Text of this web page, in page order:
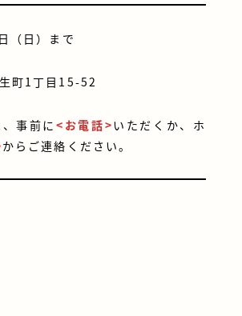
（日）まで
町1丁目15-52
事前に<お電話>いただくか、ホ
からご連絡ください。